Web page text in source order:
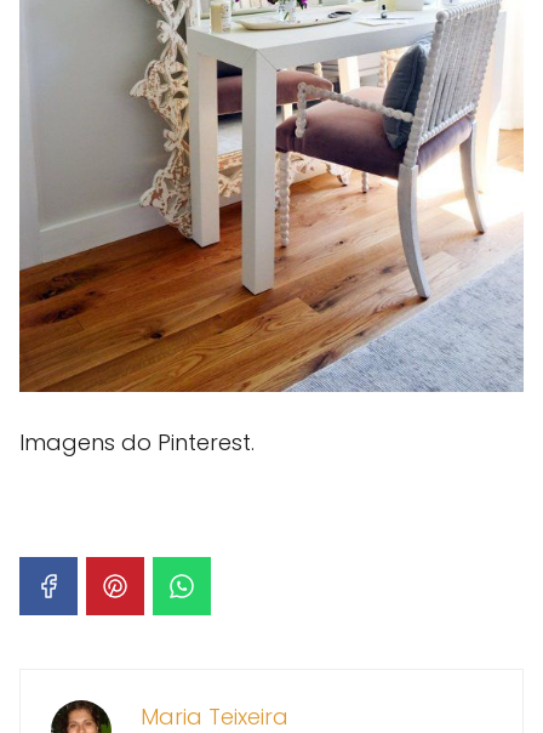
Imagens do Pinterest.
Maria Teixeira